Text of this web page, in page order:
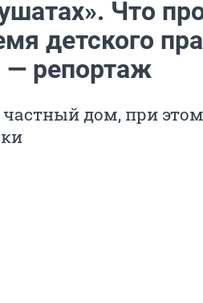
Что
детского
— репортаж
дом, при